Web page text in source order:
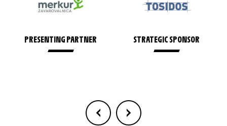
STRATEGIC SPONSOR HOST CITY